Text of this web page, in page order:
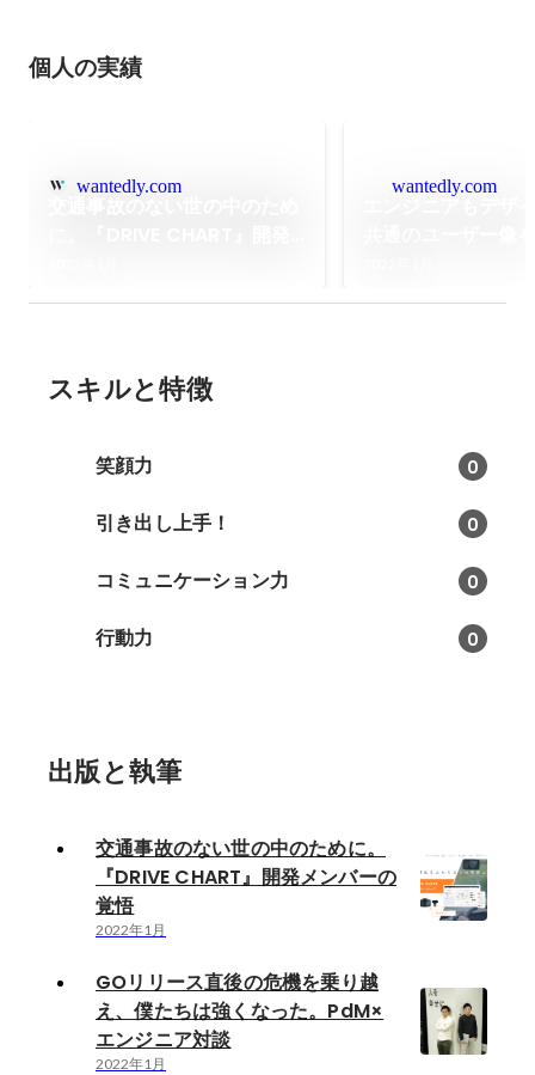
個人の実績
wantedly.com wantedly.com
スキルと特徴
笑顔力 0
引き出し上手！ 0
コミュニケーション力 0
行動力 0
出版と執筆
交通事故のない世の中のために。
『DRIVE CHART』開発メンバーの
覚悟
2022年1月
GOリリース直後の危機を乗り越
え、僕たちは強くなった。PdM×
エンジニア対談
2022年1月